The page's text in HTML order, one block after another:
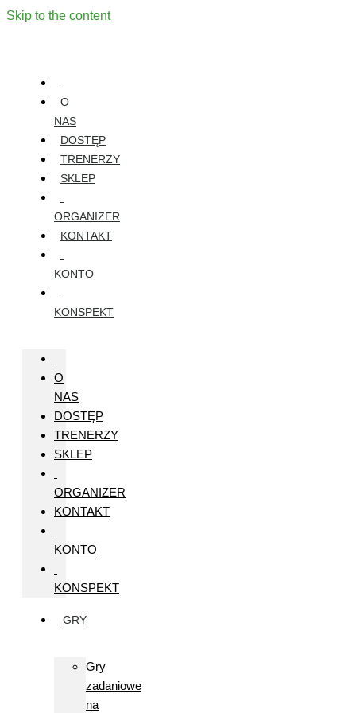
Skip to the content
O
NAS
DOSTĘP
TRENERZY
SKLEP
ORGANIZER
KONTAKT
KONTO
KONSPEKT
O
NAS
DOSTĘP
TRENERZY
SKLEP
ORGANIZER
KONTAKT
KONTO
KONSPEKT
GRY
Gry
zadaniowe
na